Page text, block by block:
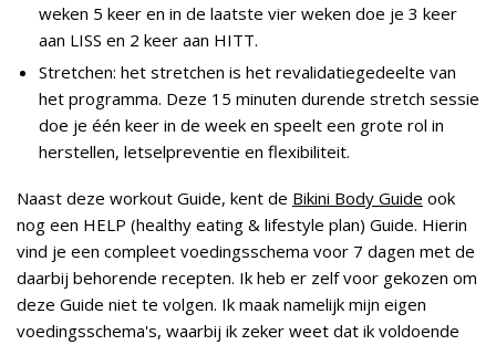
weken 5 keer en in de laatste vier weken doe je 3 keer
aan LISS en 2 keer aan HITT.
Stretchen: het stretchen is het revalidatiegedeelte van
het programma. Deze 15 minuten durende stretch sessie
doe je één keer in de week en speelt een grote rol in
herstellen, letselpreventie en flexibiliteit.
Naast deze workout Guide, kent de Bikini Body Guide ook
nog een HELP (healthy eating & lifestyle plan) Guide. Hierin
vind je een compleet voedingsschema voor 7 dagen met de
daarbij behorende recepten. Ik heb er zelf voor gekozen om
deze Guide niet te volgen. Ik maak namelijk mijn eigen
voedingsschema's, waarbij ik zeker weet dat ik voldoende